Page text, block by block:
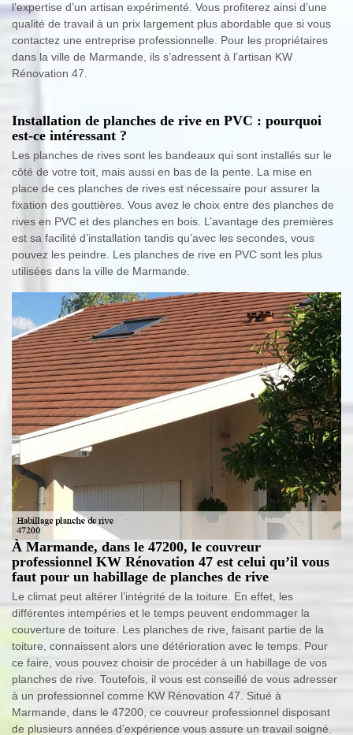
l’expertise d’un artisan expérimenté. Vous profiterez ainsi d’une
qualité de travail à un prix largement plus abordable que si vous
contactez une entreprise professionnelle. Pour les propriétaires
dans la ville de Marmande, ils s’adressent à l’artisan KW
Rénovation 47.
Installation de planches de rive en PVC : pourquoi
est-ce intéressant ?
Les planches de rives sont les bandeaux qui sont installés sur le
côté de votre toit, mais aussi en bas de la pente. La mise en
place de ces planches de rives est nécessaire pour assurer la
fixation des gouttières. Vous avez le choix entre des planches de
rives en PVC et des planches en bois. L’avantage des premières
est sa facilité d’installation tandis qu’avec les secondes, vous
pouvez les peindre. Les planches de rive en PVC sont les plus
utilisées dans la ville de Marmande.
À Marmande, dans le 47200, le couvreur
professionnel KW Rénovation 47 est celui qu’il vous
faut pour un habillage de planches de rive
Le climat peut altérer l’intégrité de la toiture. En effet, les
différentes intempéries et le temps peuvent endommager la
couverture de toiture. Les planches de rive, faisant partie de la
toiture, connaissent alors une détérioration avec le temps. Pour
ce faire, vous pouvez choisir de procéder à un habillage de vos
planches de rive. Toutefois, il vous est conseillé de vous adresser
à un professionnel comme KW Rénovation 47. Situé à
Marmande, dans le 47200, ce couvreur professionnel disposant
de plusieurs années d’expérience vous assure un travail soigné.